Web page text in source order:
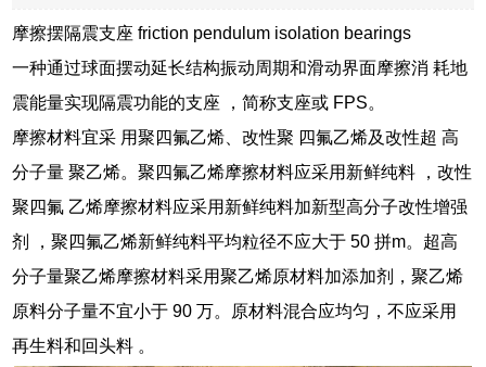
摩擦摆隔震支座 friction pendulum isolation bearings
一种通过球面摆动延长结构振动周期和滑动界面摩擦消 耗地
震能量实现隔震功能的支座 ，简称支座或 FPS。
摩擦材料宜采 用聚四氟乙烯、改性聚 四氟乙烯及改性超 高
分子量 聚乙烯。聚四氟乙烯摩擦材料应采用新鲜纯料 ，改性
聚四氟 乙烯摩擦材料应采用新鲜纯料加新型高分子改性增强
剂 ，聚四氟乙烯新鲜纯料平均粒径不应大于 50 拼m。超高
分子量聚乙烯摩擦材料采用聚乙烯原材料加添加剂，聚乙烯
原料分子量不宜小于 90 万。原材料混合应均匀，不应采用
再生料和回头料 。